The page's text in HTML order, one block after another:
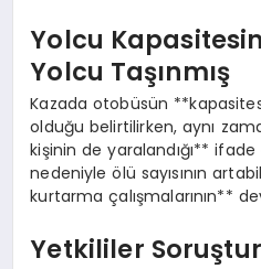
Yolcu
Yolcu Taşınmış
Kazada otobüsün
olduğu belirtilirken, aynı
kişinin de yaralandığı** ifade
nedeniyle ölü sayısının
kurtarma çalışmalarının**
Yetkililer